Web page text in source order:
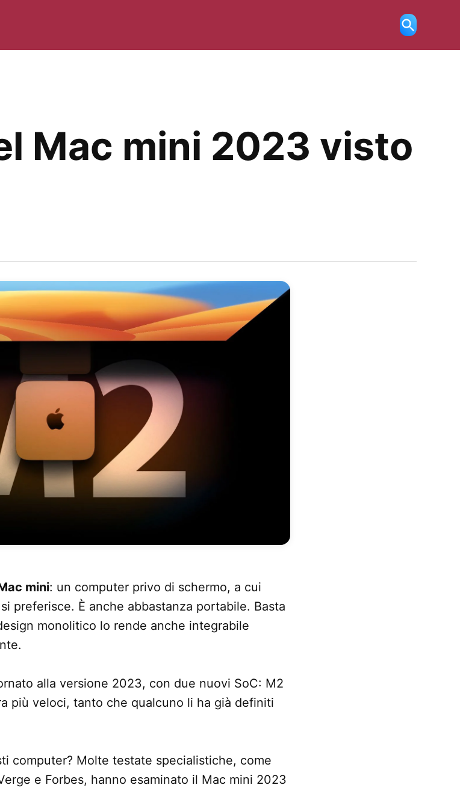
Ricerca
aperta
Mac mini 2023 visto
mini: un computer privo di schermo, a cui
preferisce. È anche abbastanza portabile. Basta
monolitico lo rende anche integrabile
alla versione 2023, con due nuovi SoC: M2
più veloci, tanto che qualcuno li ha già definiti
computer? Molte testate specialistiche, come
e Forbes, hanno esaminato il Mac mini 2023